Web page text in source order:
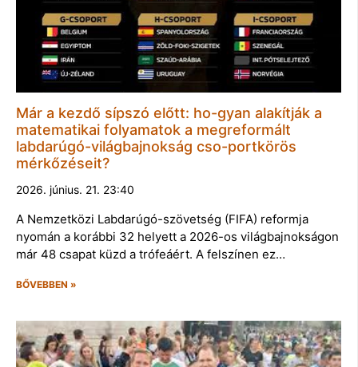
Már a kezdő sípszó előtt: ho-gyan alakítják a
matematikai folyamatok a megreformált
labdarúgó-világbajnokság cso-portkörös
mérkőzéseit?
2026. június. 21. 23:40
A Nemzetközi Labdarúgó-szövetség (FIFA) reformja
nyomán a korábbi 32 helyett a 2026-os világbajnokságon
már 48 csapat küzd a trófeáért. A felszínen ez…
BŐVEBBEN »